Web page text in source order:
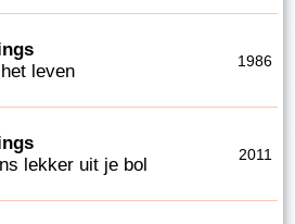
leven
1986
lekker uit je bol
2011